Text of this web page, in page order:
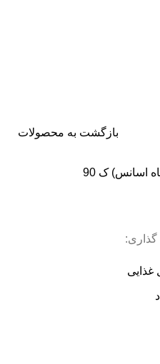
بازگشت به محصولات
گذاری: